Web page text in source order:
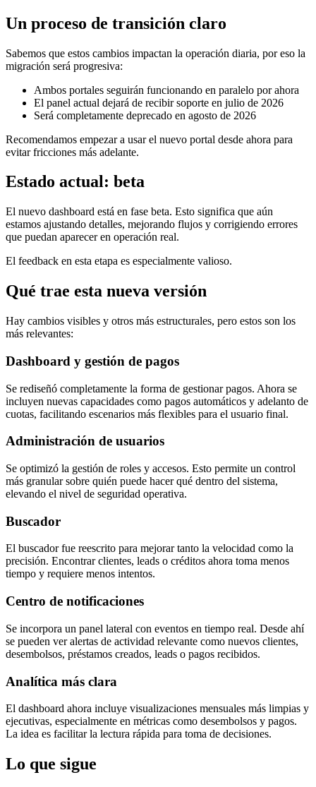
Un proceso de transición claro
Sabemos que estos cambios impactan la operación diaria, por eso la
migración será progresiva:
Ambos portales seguirán funcionando en paralelo por ahora
El panel actual dejará de recibir soporte en julio de 2026
Será completamente deprecado en agosto de 2026
Recomendamos empezar a usar el nuevo portal desde ahora para
evitar fricciones más adelante.
Estado actual: beta
El nuevo dashboard está en fase beta. Esto significa que aún
estamos ajustando detalles, mejorando flujos y corrigiendo errores
que puedan aparecer en operación real.
El feedback en esta etapa es especialmente valioso.
Qué trae esta nueva versión
Hay cambios visibles y otros más estructurales, pero estos son los
más relevantes:
Dashboard y gestión de pagos
Se rediseñó completamente la forma de gestionar pagos. Ahora se
incluyen nuevas capacidades como pagos automáticos y adelanto de
cuotas, facilitando escenarios más flexibles para el usuario final.
Administración de usuarios
Se optimizó la gestión de roles y accesos. Esto permite un control
más granular sobre quién puede hacer qué dentro del sistema,
elevando el nivel de seguridad operativa.
Buscador
El buscador fue reescrito para mejorar tanto la velocidad como la
precisión. Encontrar clientes, leads o créditos ahora toma menos
tiempo y requiere menos intentos.
Centro de notificaciones
Se incorpora un panel lateral con eventos en tiempo real. Desde ahí
se pueden ver alertas de actividad relevante como nuevos clientes,
desembolsos, préstamos creados, leads o pagos recibidos.
Analítica más clara
El dashboard ahora incluye visualizaciones mensuales más limpias y
ejecutivas, especialmente en métricas como desembolsos y pagos.
La idea es facilitar la lectura rápida para toma de decisiones.
Lo que sigue